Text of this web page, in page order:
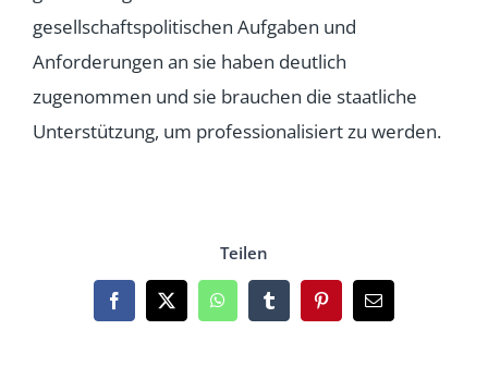
gesellschaftspolitischen Aufgaben und
Anforderungen an sie haben deutlich
zugenommen und sie brauchen die staatliche
Unterstützung, um professionalisiert zu werden.
Teilen
Facebook
X WhatsAppTumblrPinterestEmail